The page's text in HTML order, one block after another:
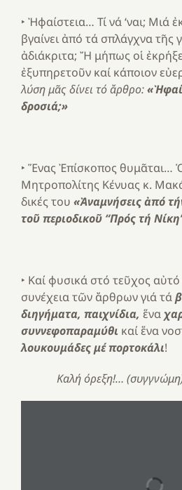
‣ Ἠφαίστεια… Τί νά ‘ναι; Μιά
βγαίνει ἀπό τά σπλάγχνα τῆς
ἀδιάκριτα; Ἤ μήπως οἱ
ἐξυπηρετοῦν καί κάποιον
λύση μᾶς δίνει τό ἄρθρο:
δροσιά;»
‣ Ἕνας Ἐπίσκοπος θυμᾶται…
Μητροπολίτης Κένυας κ.
δικές του «Ἀναμνήσεις ἀπό
τοῦ περιοδικοῦ “Πρός τή
‣ Καί φυσικά στό τεῦχος
συνέχεια τῶν ἄρθρων γιά τά
διηγήματα, παιχνίδια, ἕνα
συννεφοπαραμύθι καί ἕνα
λουκουμάδες μέ πορτοκάλι!
Καλή όρεξη!…